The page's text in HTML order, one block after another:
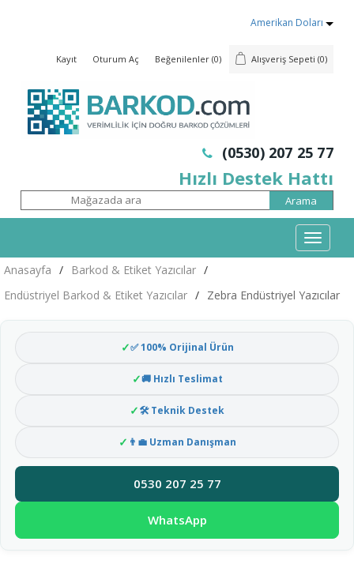
Amerikan Doları
Kayıt Oturum Aç Beğenilenler (0) Alışveriş Sepeti (0)
(0530) 207 25 77
Hızlı Destek Hattı
Mobil
Menü
Anasayfa / Barkod & Etiket Yazıcılar /
Endüstriyel Barkod & Etiket Yazıcılar / Zebra Endüstriyel Yazıcılar
✅ 100% Orijinal Ürün
🚚 Hızlı Teslimat
🛠 Teknik Destek
👨‍💼 Uzman Danışman
0530 207 25 77
WhatsApp